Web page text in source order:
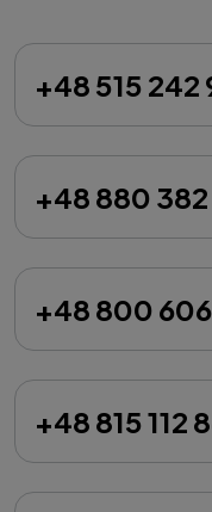
+48 515 242
+48 880
+48 800
+48 815 112